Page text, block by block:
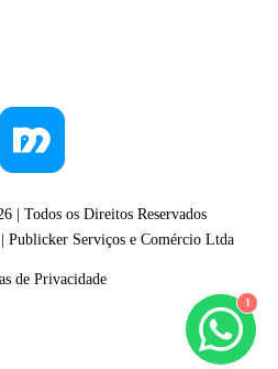
1
| Todos os Direitos Reservados
Publicker Serviços e Comércio Ltda
de Privacidade